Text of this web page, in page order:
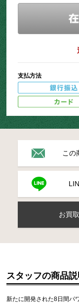
支払方法
この
お買
スタッフの商品説
新たに開発された8日間パ